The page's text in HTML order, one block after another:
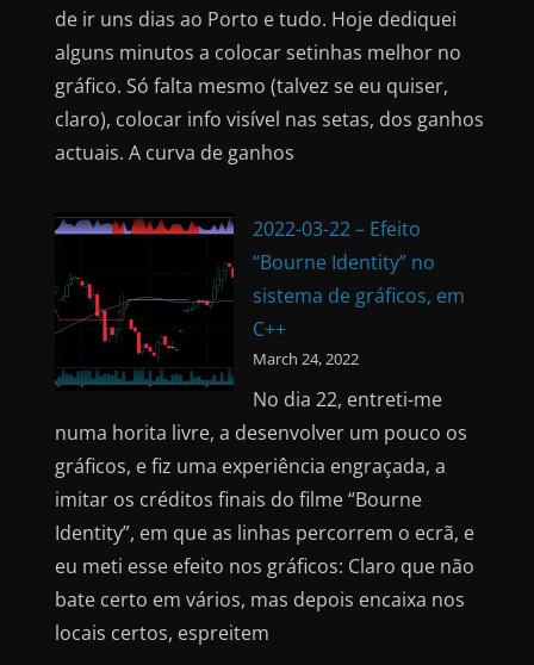
de ir uns dias ao Porto e tudo. Hoje dediquei
alguns minutos a colocar setinhas melhor no
gráfico. Só falta mesmo (talvez se eu quiser,
claro), colocar info visível nas setas, dos ganhos
actuais. A curva de ganhos
2022-03-22 – Efeito
“Bourne Identity” no
sistema de gráficos, em
C++
March 24, 2022
No dia 22, entreti-me
numa horita livre, a desenvolver um pouco os
gráficos, e fiz uma experiência engraçada, a
imitar os créditos finais do filme “Bourne
Identity”, em que as linhas percorrem o ecrã, e
eu meti esse efeito nos gráficos: Claro que não
bate certo em vários, mas depois encaixa nos
locais certos, espreitem